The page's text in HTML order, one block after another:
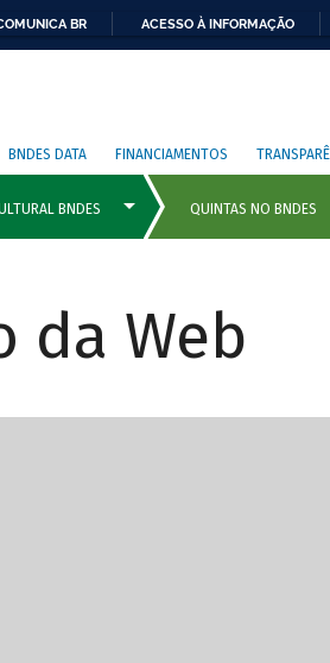
BR ACESSO À INFORMAÇÃO
BNDES DATA FINANCIAMENTOS
da Web